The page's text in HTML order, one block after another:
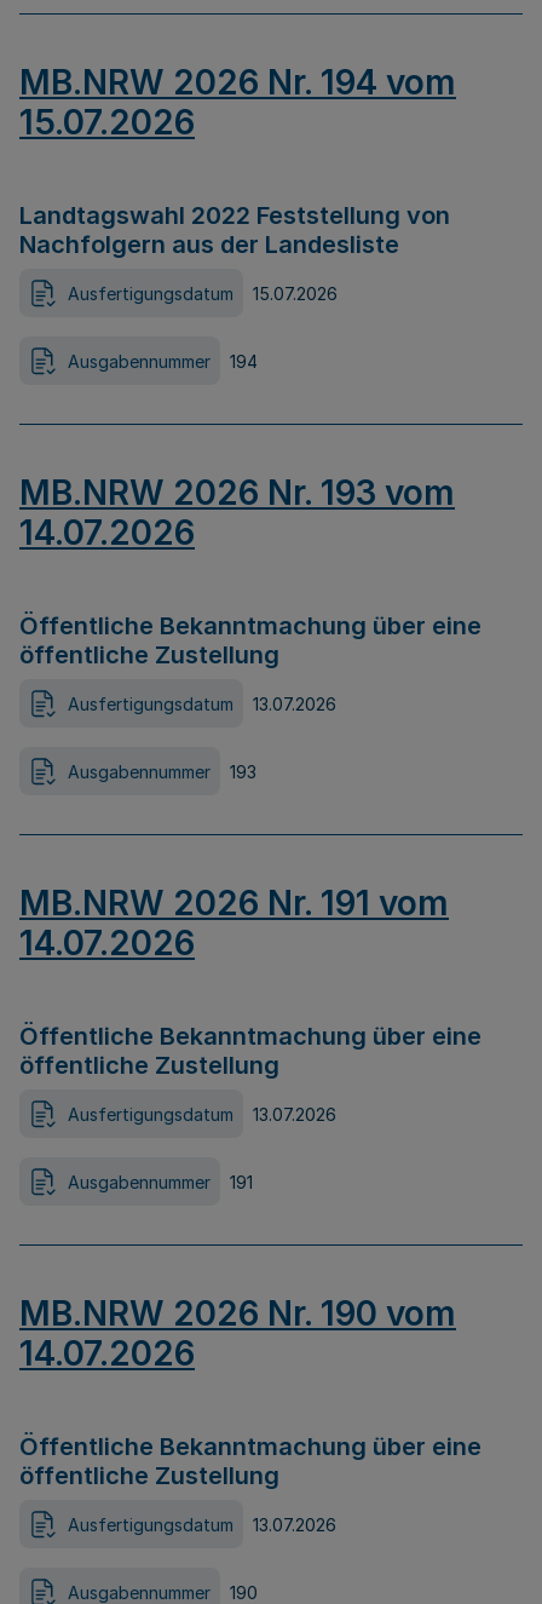
MB.NRW 2026 Nr. 194 vom
15.07.2026
Landtagswahl 2022 Feststellung von
Nachfolgern aus der Landesliste
Ausfertigungsdatum 15.07.2026
Ausgabennummer 194
MB.NRW 2026 Nr. 193 vom
14.07.2026
Öffentliche Bekanntmachung über eine
öffentliche Zustellung
Ausfertigungsdatum 13.07.2026
Ausgabennummer 193
MB.NRW 2026 Nr. 191 vom
14.07.2026
Öffentliche Bekanntmachung über eine
öffentliche Zustellung
Ausfertigungsdatum 13.07.2026
Ausgabennummer 191
MB.NRW 2026 Nr. 190 vom
14.07.2026
Öffentliche Bekanntmachung über eine
öffentliche Zustellung
Ausfertigungsdatum 13.07.2026
Ausgabennummer 190